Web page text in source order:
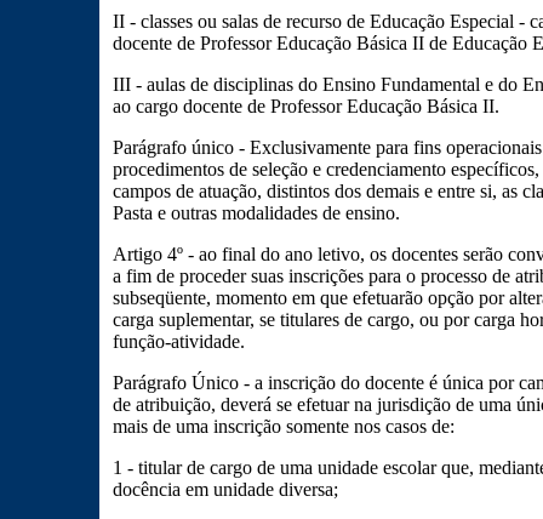
II - classes ou salas de recurso de Educação Especial -
docente de Professor Educação Básica II de Educação
III - aulas de disciplinas do Ensino Fundamental e do
ao cargo docente de Professor Educação Básica II.
Parágrafo único - Exclusivamente para fins
procedimentos de seleção e credenciamento
campos de atuação, distintos dos demais e entre si, as
Pasta e outras modalidades de ensino.
Artigo 4º - ao final do ano letivo, os docentes serão
a fim de proceder suas inscrições para o processo de
subseqüente, momento em que efetuarão opção por
carga suplementar, se titulares de cargo, ou por carga
função-atividade.
Parágrafo Único - a inscrição do docente é única por
de atribuição, deverá se efetuar na jurisdição de uma
mais de uma inscrição somente nos casos de:
1 - titular de cargo de uma unidade escolar que,
docência em unidade diversa;